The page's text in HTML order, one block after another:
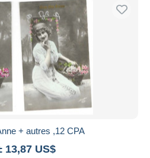
+ autres ,12 CPA
13,87 US$